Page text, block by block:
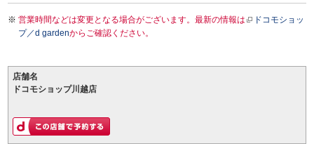
営業時間などは変更となる場合がございます。最新の情報は
ドコモショッ
プ／d gardenからご確認ください。
店舗名
ドコモショップ川越店